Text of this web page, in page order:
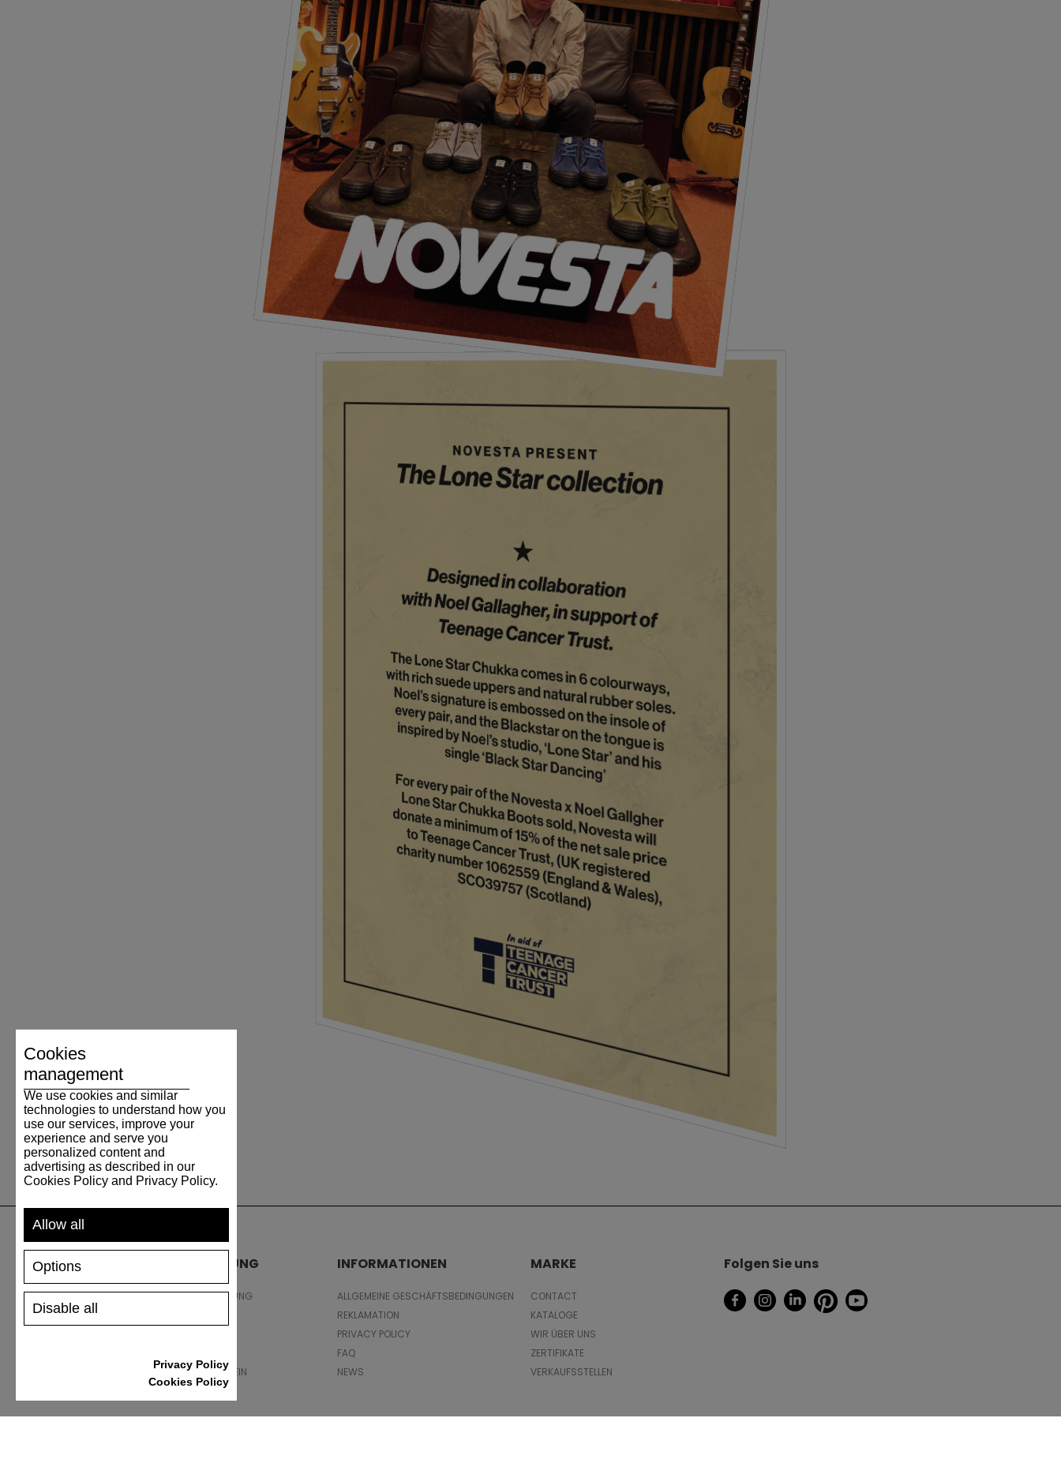
UNTERSTÜTZUNG
VERSAND UND ZAHLUNG
GESCHENKGUTSCHEIN
INFORMATIONEN
ALLGEMEINE GESCHÄFTSBEDINGUNGEN
REKLAMATION
PRIVACY POLICY
FAQ
NEWS
MARKE
CONTACT
KATALOGE
WIR ÜBER UNS
ZERTIFIKATE
VERKAUFSSTELLEN
Folgen Sie uns
Cookies
management
We use cookies and similar
technologies to understand how you
use our services, improve your
experience and serve you
personalized content and
advertising as described in our
Cookies Policy and Privacy Policy.
Allow all
Disable all
Options
Privacy Policy
Cookies Policy